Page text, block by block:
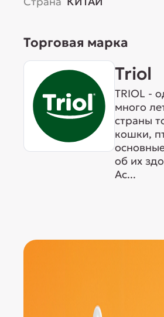
Торговая марка
Triol
TRIOL -
много
страны
кошки,
об их
Ас...